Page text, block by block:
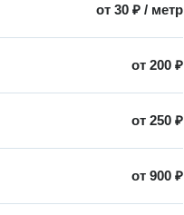
от30 ₽ / метр
от200 ₽
от250 ₽
от900 ₽